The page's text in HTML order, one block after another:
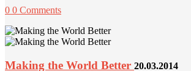
0 0 Comments
Making the World Better 20.03.2014